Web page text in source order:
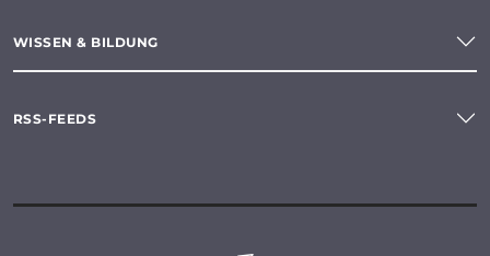
WISSEN & BILDUNG
RSS-FEEDS